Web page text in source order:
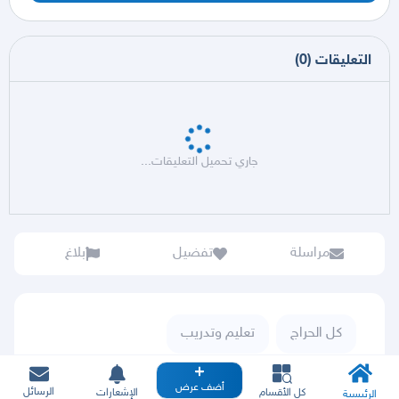
التعليقات (
0
)
جاري تحميل التعليقات...
مراسلة تفضيل بلاغ
كل الحراج تعليم وتدريب
دروس خصوصية
الرئيسية كل الأقسام أضف عرض الإشعارات الرسائل